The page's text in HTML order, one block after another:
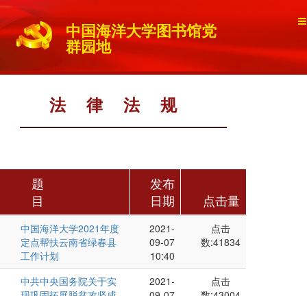
中国海洋大学图书馆党
群园地
法律法规
题
目
发布
日期
点击量
中国海洋大学2021年度
定点帮扶云南省绿春县
工作计划
2021-
09-07
10:40
点击
数:41834
中共中央国务院关于实
2021-
点击